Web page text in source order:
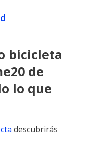
bicicleta
de
lo que
descubrirás